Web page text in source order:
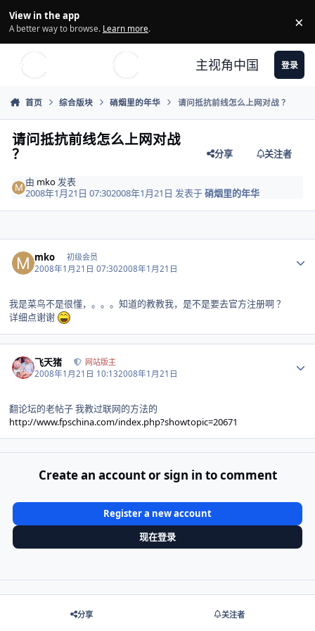
View in the app
A better way to browse. Learn more. ×
主视角中国 登录
首页 综合版块 硝烟里的年华 请问抵抗前线怎么上网对战 ？
请问抵抗前线怎么上网对战
？ 分享 关注者
由 mko 发表
2008年1月21日 07:302008年1月21日 发表于硝烟里的年华
mko 初级会员
2008年1月21日 07:302008年1月21日
我是菜鸟不是很懂，。。。知道的教教我，是不是要去官方注册啊 ？
详细点谢谢
飞天猪 网站版主
2008年1月21日 10:132008年1月21日
翻论坛的老帖子 我教过联网的方法的
http://www.fpschina.com/index.php?showtopic=20671
Create an account or sign in to comment
Register a new account
现在登录
分享 关注者